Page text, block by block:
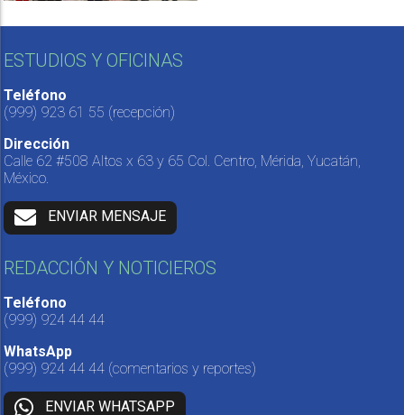
ESTUDIOS Y OFICINAS
Teléfono
(999) 923 61 55 (recepción)
Dirección
Calle 62 #508 Altos x 63 y 65 Col. Centro, Mérida, Yucatán,
México.
ENVIAR MENSAJE
REDACCIÓN Y NOTICIEROS
Teléfono
(999) 924 44 44
WhatsApp
(999) 924 44 44 (comentarios y reportes)
ENVIAR WHATSAPP